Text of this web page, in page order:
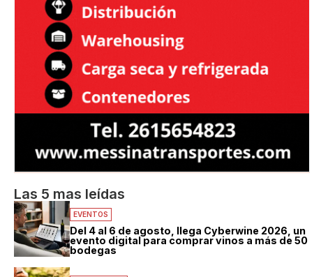
Las 5 mas leídas
EVENTOS
Del 4 al 6 de agosto, llega Cyberwine 2026, un
evento digital para comprar vinos a más de 50
bodegas